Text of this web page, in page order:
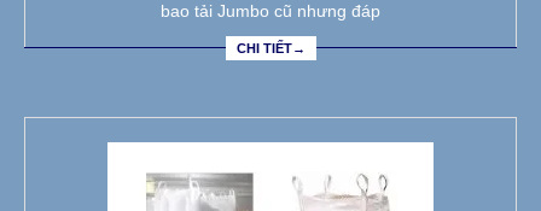
bao tải Jumbo cũ nhưng đáp
CHI TIẾT→